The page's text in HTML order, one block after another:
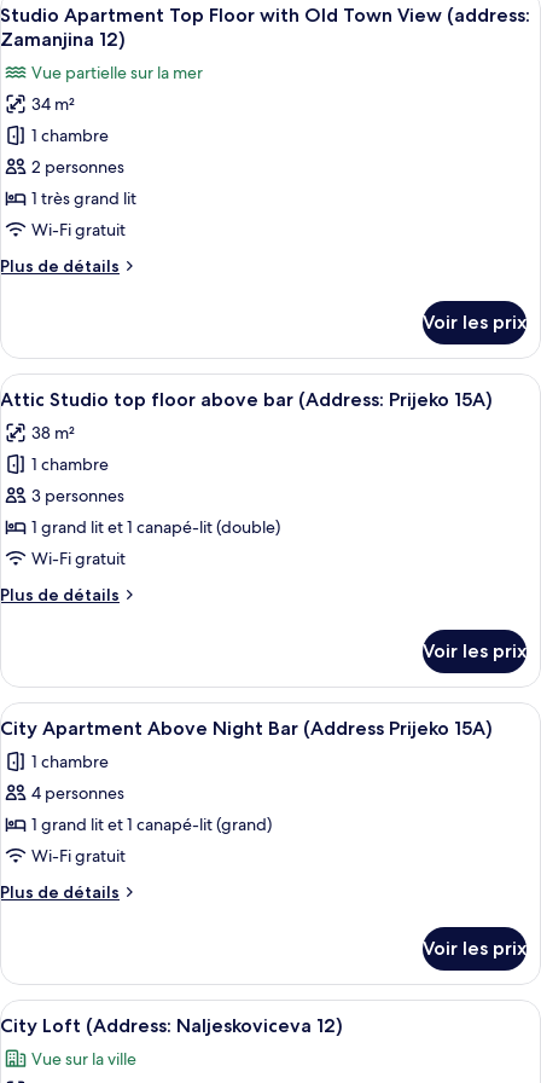
Ground
Floor
(address:
Zamanjina
12)
de
chambre
Double
Room
Ground
Floor
(address:
12)
toutes
photos
pour
ce
type
de
chambre :
Apartment
with
Old
Town
View
(address:
Zamanjina
12)
15
Studio Apartment Top Floor with Old Town View (address:
Zamanjina 12)
Vue partielle sur la mer
34 m²
1 chambre
2 personnes
1 très grand lit
Wi-Fi gratuit
Plus de détails
Plus
le
type
de
Studio
Apartment
Top
Floor
with
Old
Town
View
Voir les prix
Afficher
toutes
les
photos
pour
ce
type
chambre :
top
floor
above
bar
(Address:
Prijeko
15A)
Une chambre à coucher aménagée
11
Attic Studio top floor above bar (Address: Prijeko 15A)
38 m²
1 chambre
3 personnes
1 grand lit et 1 canapé-lit (double)
Wi-Fi gratuit
Plus de détails
Plus
le
type
de
chambre
Attic
Studio
floor
above
(Address:
Voir les prix
Afficher
toutes
les
photos
pour
ce
type
de
City
Apartment
Above
Night
Bar
Une chambre à coucher avec un lit,
7
City Apartment Above Night Bar (Address Prijeko 15A)
1 chambre
4 personnes
1 grand lit et 1 canapé-lit (grand)
Wi-Fi gratuit
Plus de détails
Plus
le
type
de
chambre
City
Voir les prix
Afficher
toutes
les
Un lit bien fait, recouvert d’une
6
City Loft (Address: Naljeskoviceva 12)
Vue sur la ville